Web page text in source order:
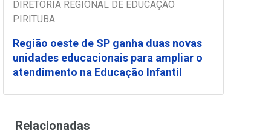
DIRETORIA REGIONAL DE EDUCAÇÃO
PIRITUBA
Região oeste de SP ganha duas novas
unidades educacionais para ampliar o
atendimento na Educação Infantil
Relacionadas